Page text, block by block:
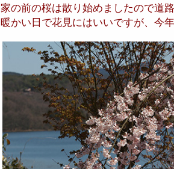
家の前の桜は散り始めましたので道
暖かい日で花見にはいいですが、今